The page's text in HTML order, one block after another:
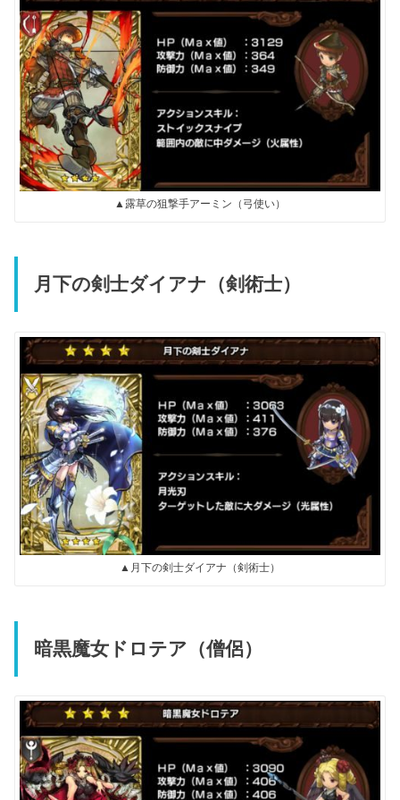
▲露草の狙撃手アーミン（弓使い）
月下の剣士ダイアナ（剣術士）
▲月下の剣士ダイアナ（剣術士）
暗黒魔女ドロテア（僧侶）